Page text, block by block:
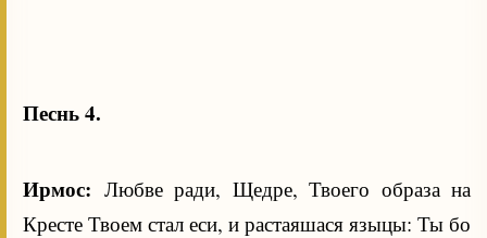
Песнь 4.
Ирмос: Любве ради, Щедре, Твоего образа на
Кресте Твоем стал еси, и растаяшася языцы: Ты бо